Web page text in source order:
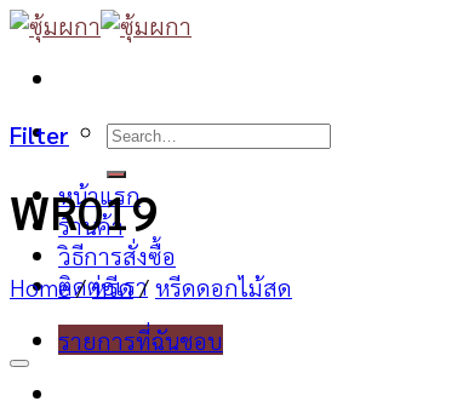
Skip
content
Search
หน้าแรก
ร้านค้า
วิธีการสั่งซื้อ
ติดต่อเรา
รายการที่ฉันชอบ
Filter
WR019
Home / หรีด / หรีดดอกไม้สด